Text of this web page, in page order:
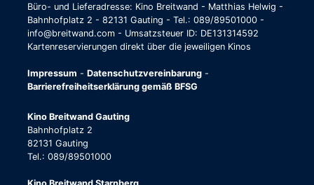
Büro- und Lieferadresse: Kino Breitwand - Matthias Helwig -
Bahnhofplatz 2 - 82131 Gauting - Tel.: 089/89501000 -
info@breitwand.com - Umsatzsteuer ID: DE131314592
Kartenreservierungen direkt über die jeweiligen Kinos
Impressum - Datenschutzvereinbarung -
Barrierefreiheitserklärung gemäß BFSG
Kino Breitwand Gauting
Bahnhofplatz 2
82131 Gauting
Tel.: 089/89501000